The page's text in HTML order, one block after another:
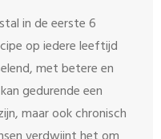
in de eerste 6
op iedere leeftijd
met betere en
gedurende een
maar ook chronisch